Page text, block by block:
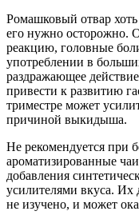
Ромашковый отвар
его нужно осторожно.
реакцию, головные
употреблении в
раздражающее
привести к развитию
триместре может
причиной выкидыша.
Не рекомендуется при
ароматизированные
добавления
усилителями вкуса. Их
не изучено, и может